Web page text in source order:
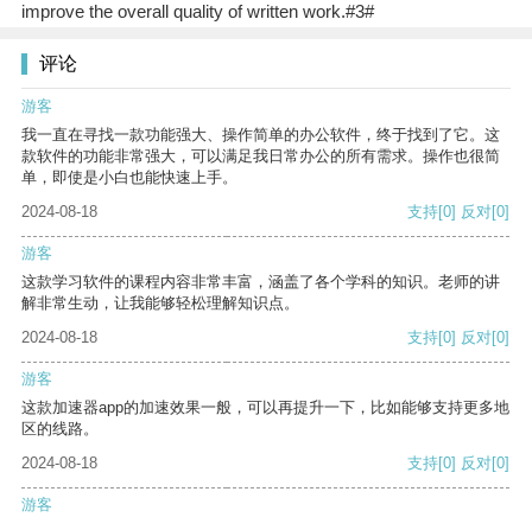
improve the overall quality of written work.#3#
评论
游客
我一直在寻找一款功能强大、操作简单的办公软件，终于找到了它。这
款软件的功能非常强大，可以满足我日常办公的所有需求。操作也很简
单，即使是小白也能快速上手。
2024-08-18
支持[0] 反对[0]
游客
这款学习软件的课程内容非常丰富，涵盖了各个学科的知识。老师的讲
解非常生动，让我能够轻松理解知识点。
2024-08-18
支持[0] 反对[0]
游客
这款加速器app的加速效果一般，可以再提升一下，比如能够支持更多地
区的线路。
2024-08-18
支持[0] 反对[0]
游客